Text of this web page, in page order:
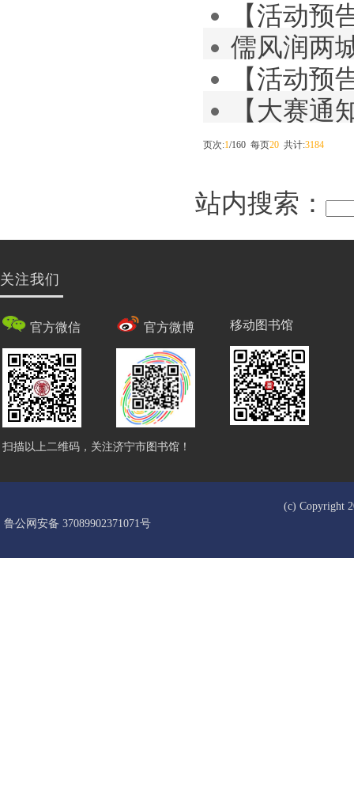
【活动
儒风润两
学营即将启
【活动
益活动即将
【大赛通
读创意大赛
页次:1 /160 每页20 共计:3184
站内搜索：
关注我们
官方微信 官方微博 移动图书馆
扫描以上二维码，关注济宁市图书馆！
(c) Copyright
鲁公网安备 37089902371071号